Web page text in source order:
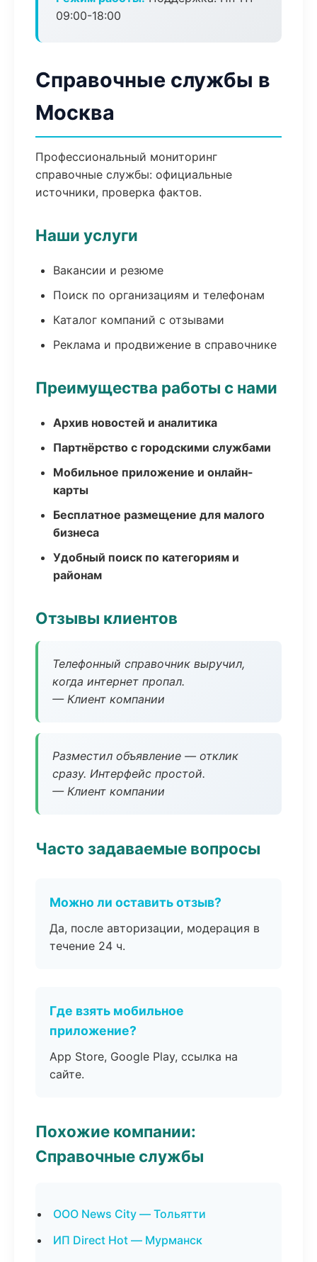
09:00-18:00
Справочные службы в
Москва
Профессиональный мониторинг
справочные службы: официальные
источники, проверка фактов.
Наши услуги
Вакансии и резюме
Поиск по организациям и телефонам
Каталог компаний с отзывами
Реклама и продвижение в справочнике
Преимущества работы с нами
Архив новостей и аналитика
Партнёрство с городскими службами
Мобильное приложение и онлайн-
карты
Бесплатное размещение для малого
бизнеса
Удобный поиск по категориям и
районам
Отзывы клиентов
Телефонный справочник выручил,
когда интернет пропал.
— Клиент компании
Разместил объявление — отклик
сразу. Интерфейс простой.
— Клиент компании
Часто задаваемые вопросы
Можно ли оставить отзыв?
Да, после авторизации, модерация в
течение 24 ч.
Где взять мобильное
приложение?
App Store, Google Play, ссылка на
сайте.
Похожие компании:
Справочные службы
ООО News City — Тольятти
ИП Direct Hot — Мурманск